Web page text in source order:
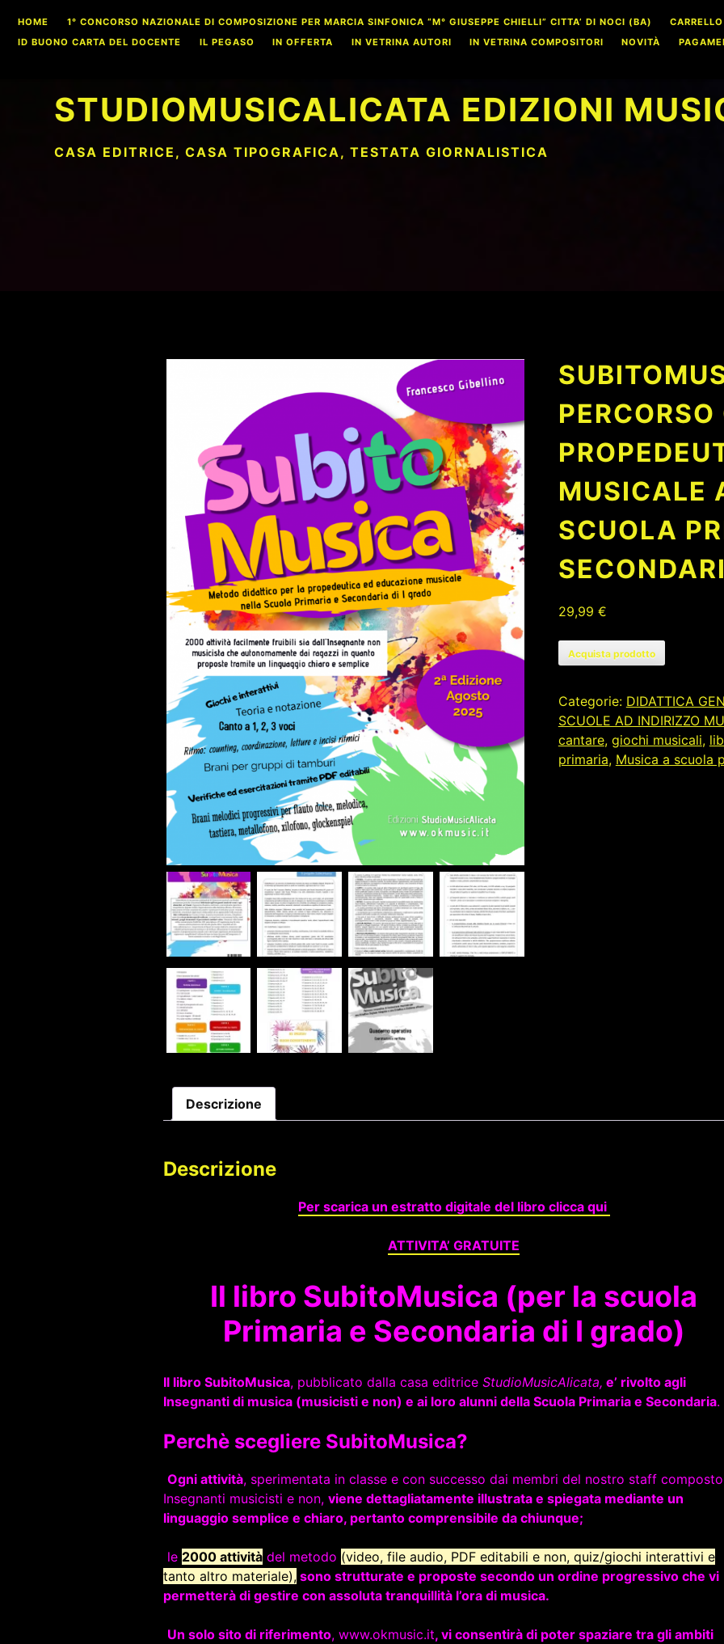
content
HOME 1° CONCORSO NAZIONALE DI COMPOSIZIONE PER MARCIA SINFONICA “M° GIUSEPPE CHIELLI” CITTA’ DI NOCI (BA) CARRELLO
ID BUONO CARTA DEL DOCENTE
IL PEGASO IN OFFERTA IN VETRINA AUTORI IN VETRINA COMPOSITORI NOVITÀ
STUDIOMUSICALICATA EDIZIONI
CASA EDITRICE, CASA TIPOGRAFICA, TESTATA GIORNALISTICA
MUSICALE
SCUOLA
29,99 €
Acquista prodotto
Categorie: DIDATTICA
SCUOLE AD INDIRIZZO
cantare, giochi musicali,
primaria, Musica a scuola
Descrizione
Descrizione
Per scarica un estratto digitale del libro clicca qui
ATTIVITA’ GRATUITE
Il libro SubitoMusica (per la scuola
Primaria e Secondaria di I grado)
Il libro SubitoMusica, pubblicato dalla casa editrice StudioMusicAlicata, e’ rivolto agli
Insegnanti di musica (musicisti e non) e ai loro alunni della Scuola Primaria e Secondaria.
Perchè scegliere SubitoMusica?
Ogni attività, sperimentata in classe e con successo dai membri del nostro staff
Insegnanti musicisti e non, viene dettagliatamente illustrata e spiegata mediante un
linguaggio semplice e chiaro, pertanto comprensibile da chiunque;
le 2000 attivitàdel metodo (video, file audio, PDF editabili e non, quiz/giochi interattivi e
tanto altro materiale),sono strutturate e proposte secondo un ordine progressivo che vi
permetterà di gestire con assoluta tranquillità l’ora di musica.
Un solo sito di riferimento, www.okmusic.it, vi consentirà di poter spaziare tra gli ambiti